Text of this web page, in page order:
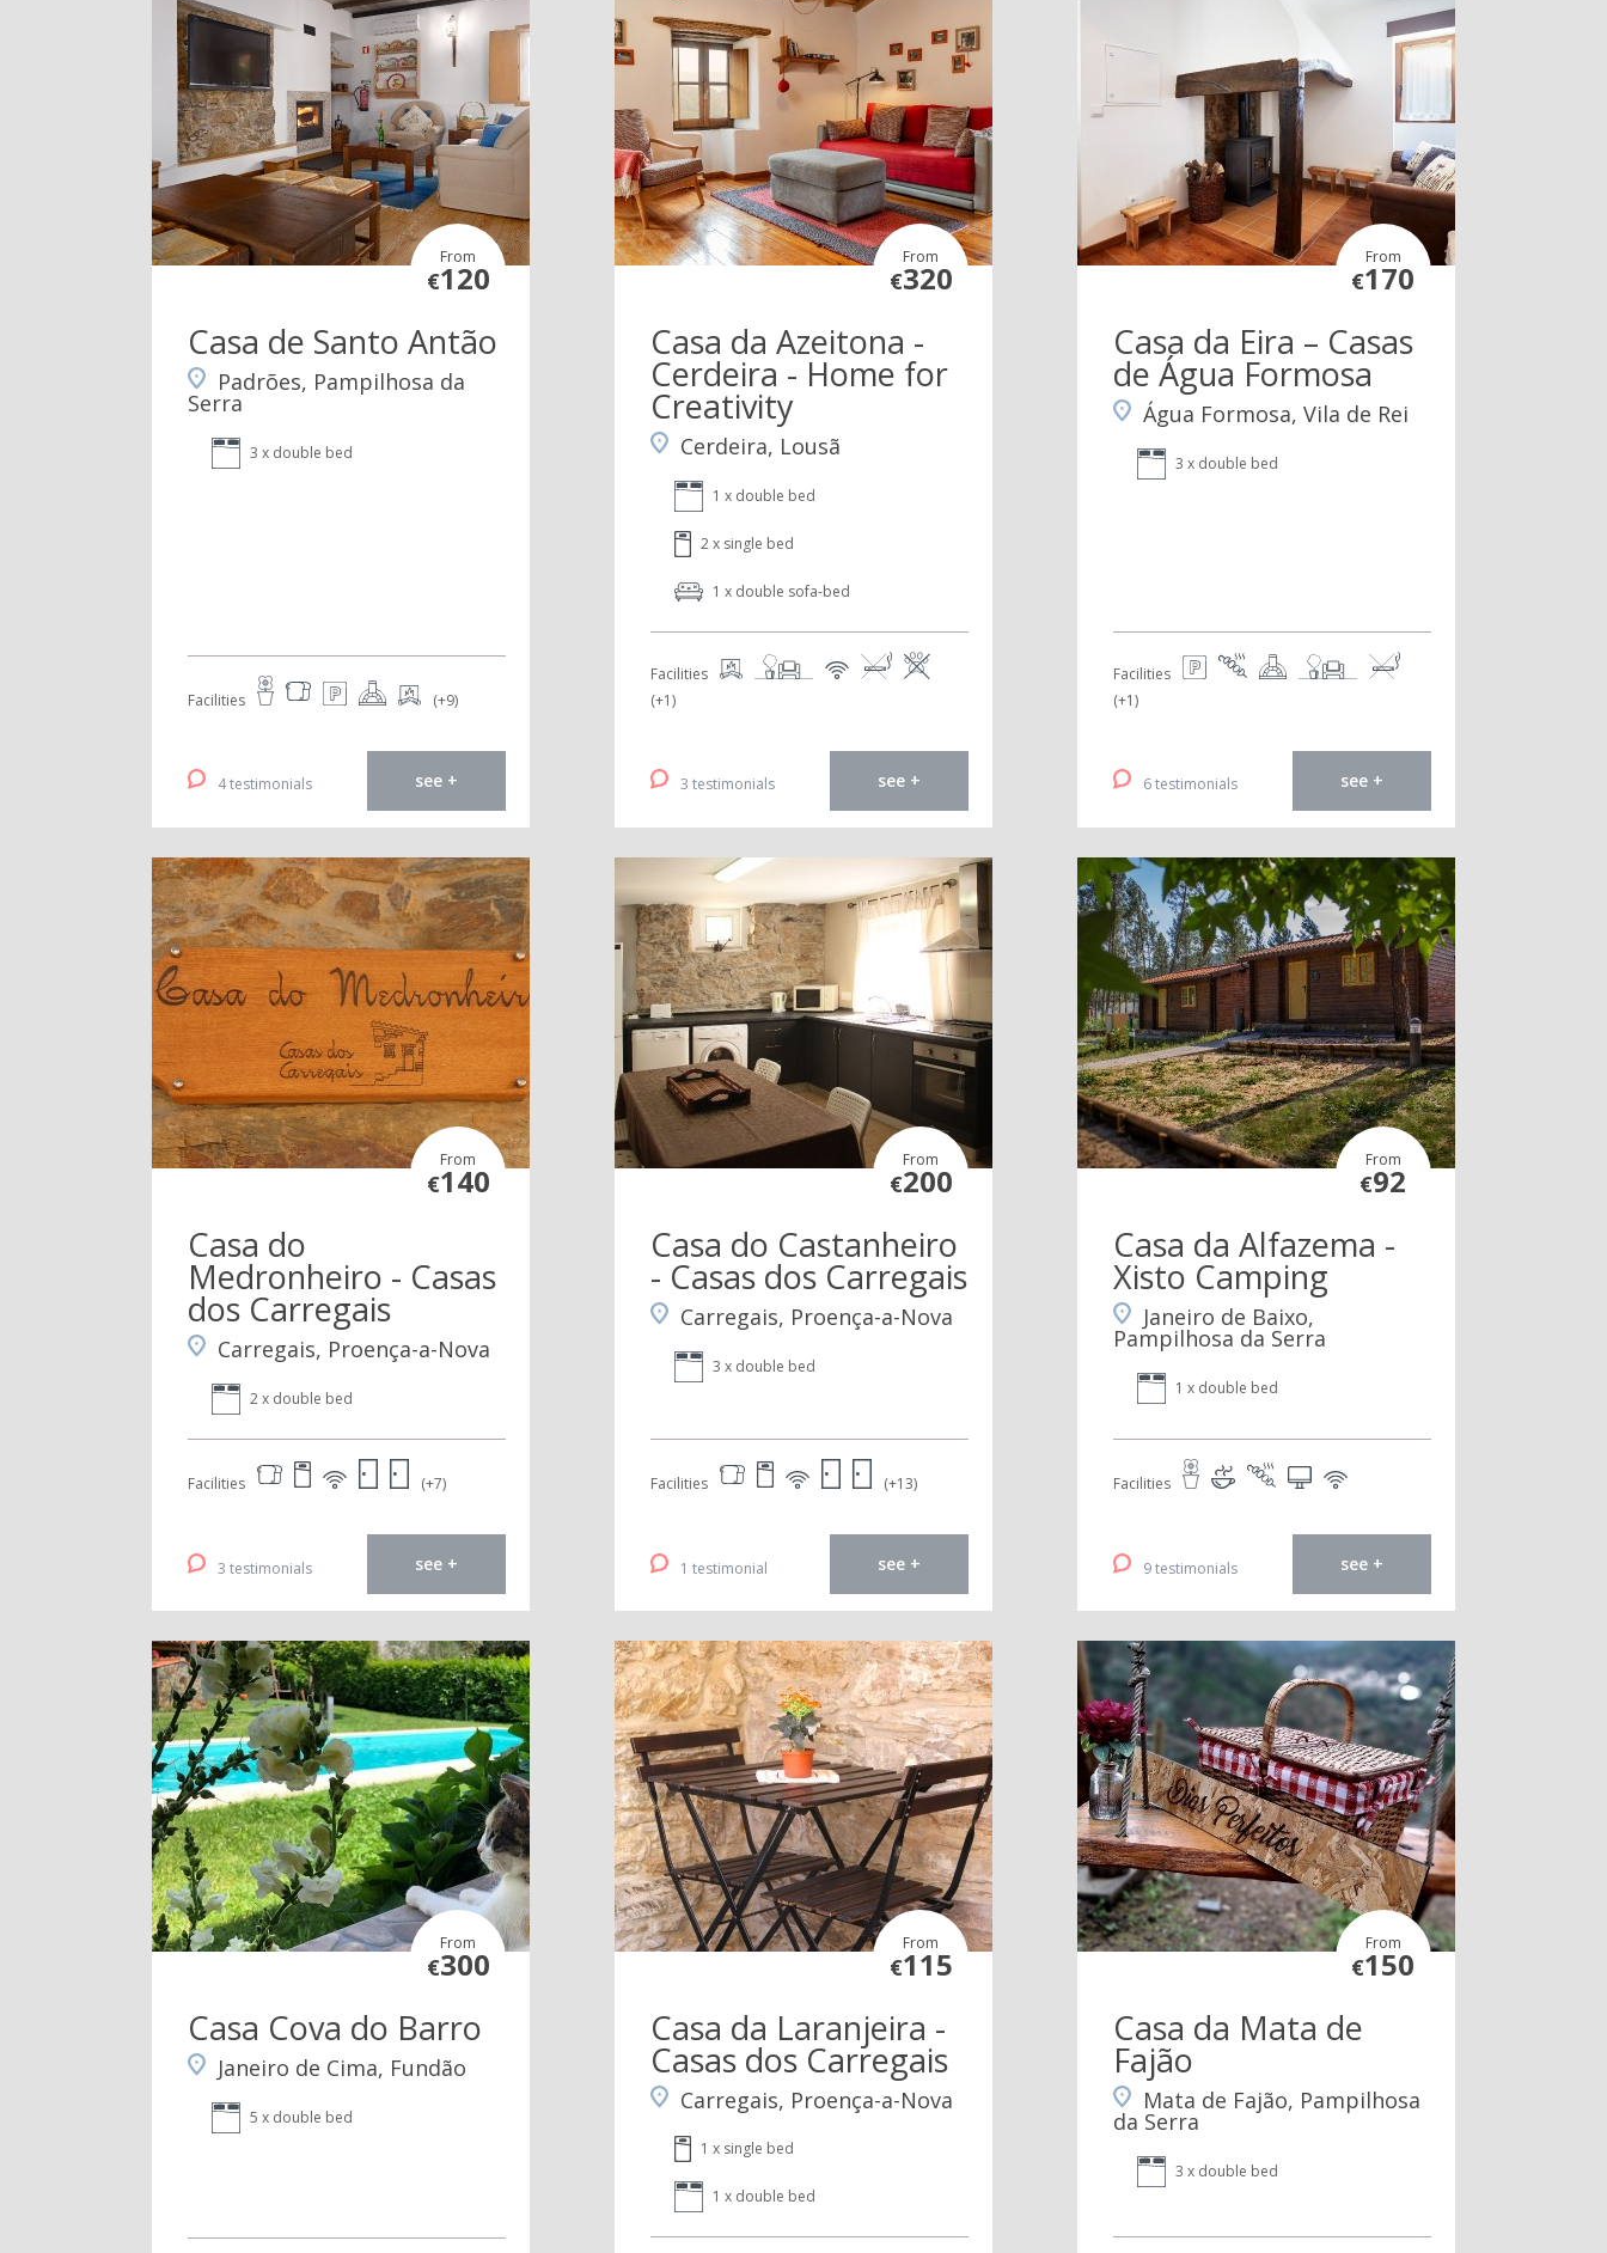
From
€120
Casa de Santo Antão
Padrões, Pampilhosa da
Serra
3 x double bed
Facilities (+9)
4 testimonials see +
From
€320
Casa da Azeitona -
Cerdeira - Home for
Creativity
Cerdeira, Lousã
1 x double bed
2 x single bed
1 x double sofa-bed
Facilities
(+1)
3 testimonials see +
From
€170
Casa da Eira – Casas
de Água Formosa
Água Formosa, Vila de Rei
3 x double bed
Facilities
(+1)
6 testimonials see +
From
€140
Casa do
Medronheiro - Casas
dos Carregais
Carregais, Proença-a-Nova
2 x double bed
Facilities (+7)
3 testimonials see +
From
€200
Casa do Castanheiro
- Casas dos Carregais
Carregais, Proença-a-Nova
3 x double bed
Facilities (+13)
1 testimonial see +
From
€92
Casa da Alfazema -
Xisto Camping
Janeiro de Baixo,
Pampilhosa da Serra
1 x double bed
Facilities
9 testimonials see +
From
€300
Casa Cova do Barro
Janeiro de Cima, Fundão
5 x double bed
From
€115
Casa da Laranjeira -
Casas dos Carregais
Carregais, Proença-a-Nova
1 x single bed
1 x double bed
From
€150
Casa da Mata de
Fajão
Mata de Fajão, Pampilhosa
da Serra
3 x double bed